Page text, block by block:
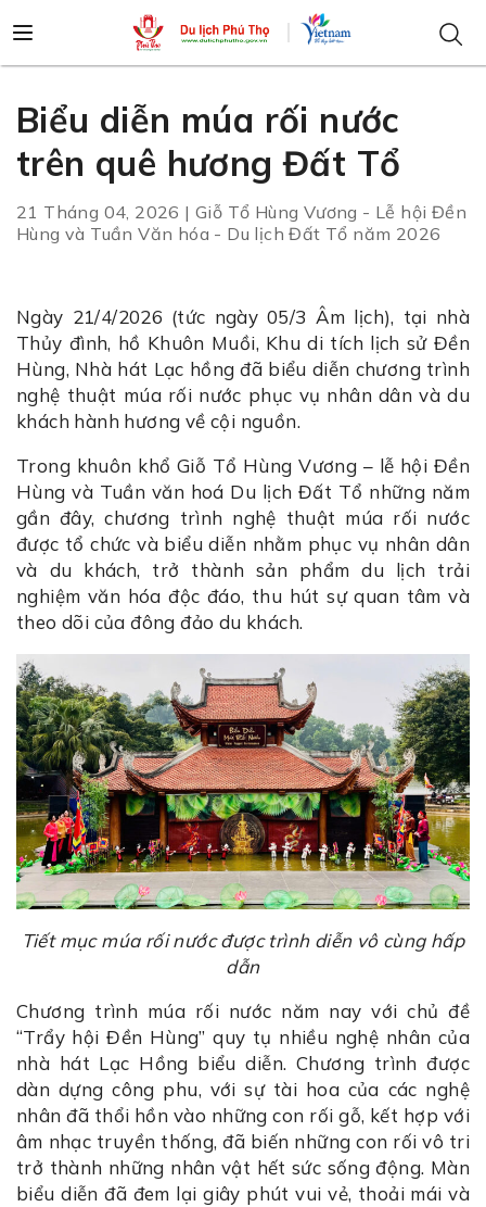
Biểu diễn múa rối nước
trên quê hương Đất Tổ
21 Tháng 04, 2026 | Giỗ Tổ Hùng Vương - Lễ hội Đền
Hùng và Tuần Văn hóa - Du lịch Đất Tổ năm 2026
Ngày 21/4/2026 (tức ngày 05/3 Âm lịch), tại nhà
Thủy đình, hồ Khuôn Muồi, Khu di tích lịch sử Đền
Hùng, Nhà hát Lạc hồng đã biểu diễn chương trình
nghệ thuật múa rối nước phục vụ nhân dân và du
khách hành hương về cội nguồn.
Trong khuôn khổ Giỗ Tổ Hùng Vương – lễ hội Đền
Hùng và Tuần văn hoá Du lịch Đất Tổ những năm
gần đây, chương trình nghệ thuật múa rối nước
được tổ chức và biểu diễn nhằm phục vụ nhân dân
và du khách, trở thành sản phẩm du lịch trải
nghiệm văn hóa độc đáo, thu hút sự quan tâm và
theo dõi của đông đảo du khách.
Tiết mục múa rối nước được trình diễn vô cùng hấp
dẫn
Chương trình múa rối nước năm nay với chủ đề
“Trẩy hội Đền Hùng” quy tụ nhiều nghệ nhân của
nhà hát Lạc Hồng biểu diễn. Chương trình được
dàn dựng công phu, với sự tài hoa của các nghệ
nhân đã thổi hồn vào những con rối gỗ, kết hợp với
âm nhạc truyền thống, đã biến những con rối vô tri
trở thành những nhân vật hết sức sống động. Màn
biểu diễn đã đem lại giây phút vui vẻ, thoải mái và